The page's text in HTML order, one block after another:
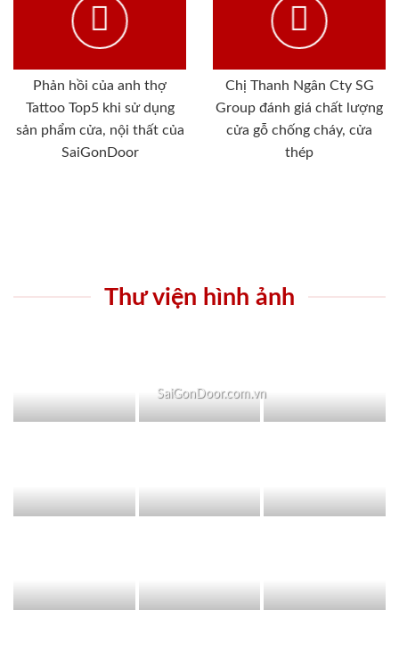
Phản hồi của anh thợ
Tattoo Top5 khi sử dụng
sản phẩm cửa, nội thất của
SaiGonDoor
Chị Thanh Ngân Cty SG
Group đánh giá chất lượng
cửa gỗ chống cháy, cửa
thép
Thư viện hình ảnh
SaiGonDoor.com.vn